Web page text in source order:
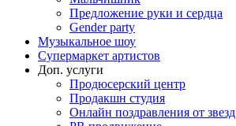
Предложение руки и сердца
Gender party
Музыкальное шоу
Супермаркет артистов
Доп. услуги
Продюсерский центр
Продакшн студия
Онлайн поздравления от звезд